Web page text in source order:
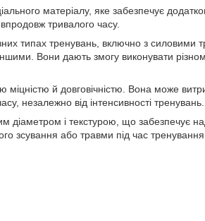
матеріалу, яке забезпечує
тривалого часу.
типах тренувань, включно з силовими
Вони дають змогу виконувати
й довговічністю. Вона може
незалежно від інтенсивності тренувань.
і текстурою, що забезпечує
зсування або травми під час тренування.